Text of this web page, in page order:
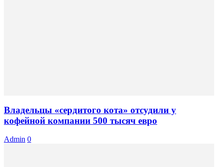
Владельцы «сердитого кота» отсудили у
кофейной компании 500 тысяч евро
Admin 0